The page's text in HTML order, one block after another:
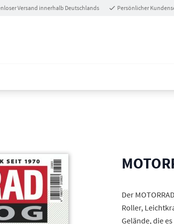
Versand innerhalb Deutschlands Persönlicher
Der
Roller,
Gelände, die